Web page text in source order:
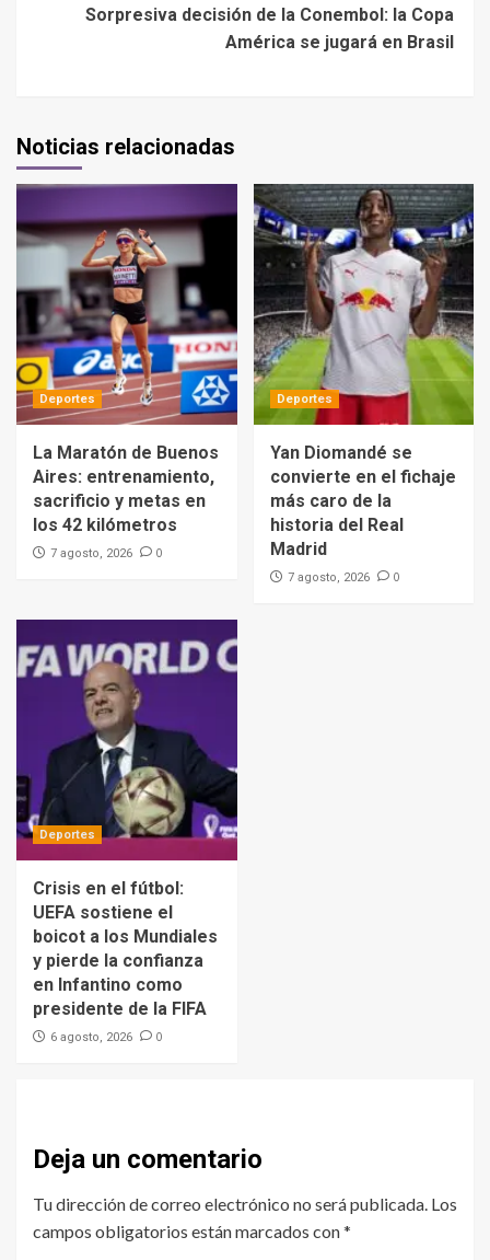
Sorpresiva decisión de la Conembol: la Copa
América se jugará en Brasil
Noticias relacionadas
Deportes
La Maratón de Buenos
Aires: entrenamiento,
sacrificio y metas en
los 42 kilómetros
7 agosto, 2026 0
Deportes
Yan Diomandé se
convierte en el fichaje
más caro de la
historia del Real
Madrid
7 agosto, 2026 0
Deportes
Crisis en el fútbol:
UEFA sostiene el
boicot a los Mundiales
y pierde la confianza
en Infantino como
presidente de la FIFA
6 agosto, 2026 0
Deja un comentario
Tu dirección de correo electrónico no será publicada. Los
campos obligatorios están marcados con*